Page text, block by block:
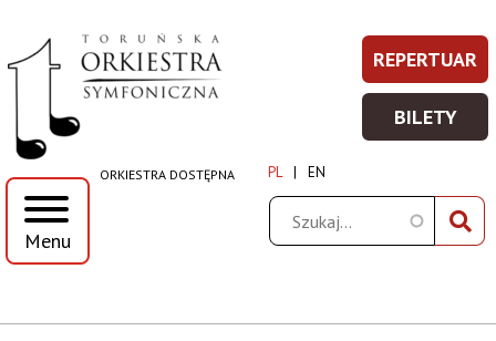
Podróż
przez
świat
opery
|
Toruńska
Przejdź
do
Przejdź
do
Przejdź
do
wyszukiwania
Przejdź
do
stopki
ORKIESTRA DOSTĘPNA PL EN
Szukaj
Menu
Prawe
Top
Menu
REPERTUAR
-
WIĘCEJ
BILETY
BILETY